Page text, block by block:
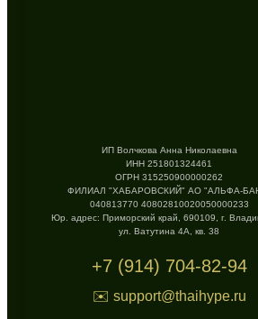
ИП Волчкова Анна Николаевна
ИНН 251801324461
ОГРН 315250900000262
ФИЛИАЛ "ХАБАРОВСКИЙ" АО "АЛЬФА-
040813770 40802810020050000233
Юр. адрес: Приморский край, 690109, г.
ул. Ватутина 4А, кв. 38
+7 (914) 704-82-94
✉️ support@thaihype.ru